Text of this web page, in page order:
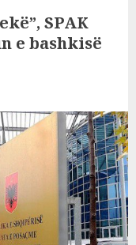
SPAK
e bashkisë